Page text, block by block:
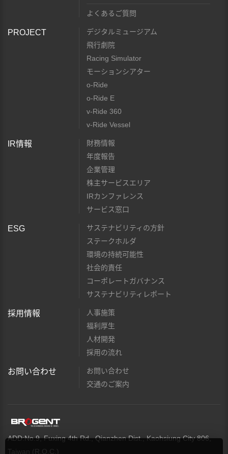
よくあるご質問
PROJECT
デジタルミュージアム
飛行劇院
Racing Simulator
モーションシアター
o-Ride
o-Ride E
v-Ride 360
v-Ride Vessel
IR情報
財務情報
年度報告
企業管理
株主サービスエリア
IRカンファレンス
サービス窓口
ESG
サステナビリティの方針
ステークホルダ
環境の持続可能性
社会的責任
コーポレートガバナンス
サステナビリティレポート
採用情報
人事施策
福利厚生
人材開発
採用の流れ
お問い合わせ
お問い合わせ
交通のご案内
ADD:No.9, Fuxing 4th Rd., Qianzhen Dist., Kaohsiung City 806,
Taiwan (R.O.C.)